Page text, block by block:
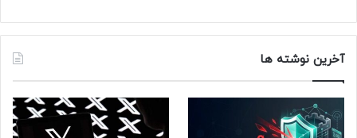
آخرین نوشته ها